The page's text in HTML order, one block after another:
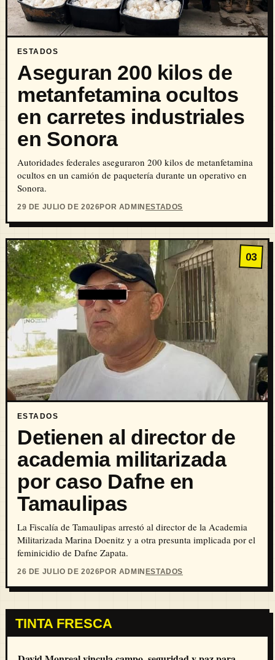
ESTADOS
Aseguran 200 kilos de
metanfetamina ocultos
en carretes industriales
en Sonora
Autoridades federales aseguraron 200 kilos de metanfetamina
ocultos en un camión de paquetería durante un operativo en
Sonora.
29 DE JULIO DE 2026POR ADMINESTADOS
03
ESTADOS
Detienen al director de
academia militarizada
por caso Dafne en
Tamaulipas
La Fiscalía de Tamaulipas arrestó al director de la Academia
Militarizada Marina Doenitz y a otra presunta implicada por el
feminicidio de Dafne Zapata.
26 DE JULIO DE 2026POR ADMIN ESTADOS
TINTA FRESCA